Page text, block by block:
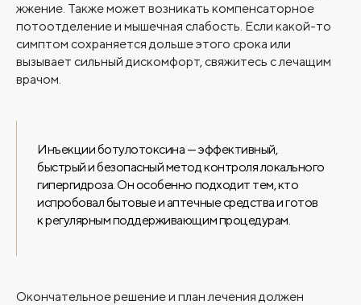
жжение. Также может возникать компенсаторное
потоотделение и мышечная слабость. Если какой-то
симптом сохраняется дольше этого срока или
вызывает сильный дискомфорт, свяжитесь с лечащим
врачом.
Инъекции ботулотоксина — эффективный,
быстрый и безопасный метод контроля локального
гипергидроза. Он особенно подходит тем, кто
испробовал бытовые и аптечные средства и готов
к регулярным поддерживающим процедурам.
Окончательное решение и план лечения должен